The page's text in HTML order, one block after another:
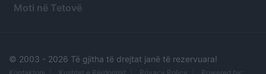
Moti në Tetovë
© 2003 - 2026 Të gjitha të drejtat janë të rezervuara!